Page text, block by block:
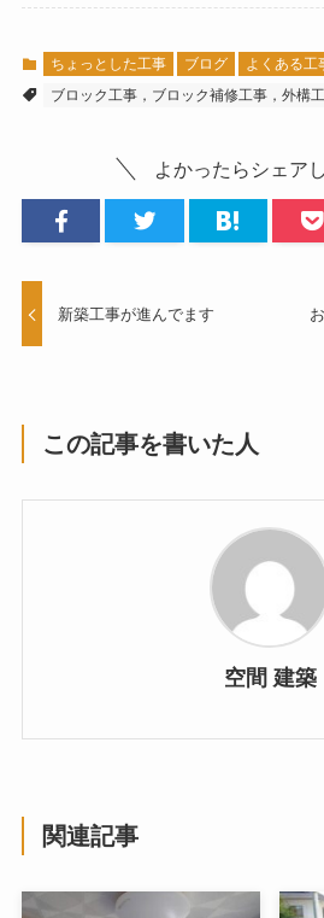
ちょっとした工事 ブログ よくある工
ブロック工事，ブロック補修工事，外構
よかったらシェア
新築工事が進んでます
この記事を書いた人
空間 建築
関連記事